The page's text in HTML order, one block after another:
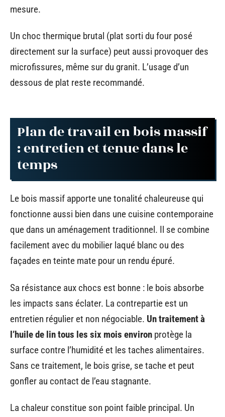
mesure.
Un choc thermique brutal (plat sorti du four posé
directement sur la surface) peut aussi provoquer des
microfissures, même sur du granit. L’usage d’un
dessous de plat reste recommandé.
Plan de travail en bois massif
: entretien et tenue dans le
temps
Le bois massif apporte une tonalité chaleureuse qui
fonctionne aussi bien dans une cuisine contemporaine
que dans un aménagement traditionnel. Il se combine
facilement avec du mobilier laqué blanc ou des
façades en teinte mate pour un rendu épuré.
Sa résistance aux chocs est bonne : le bois absorbe
les impacts sans éclater. La contrepartie est un
entretien régulier et non négociable. Un traitement à
l’huile de lin tous les six mois environ protège la
surface contre l’humidité et les taches alimentaires.
Sans ce traitement, le bois grise, se tache et peut
gonfler au contact de l’eau stagnante.
La chaleur constitue son point faible principal. Un